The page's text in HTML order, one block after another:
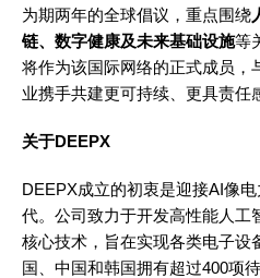
为期两年的全球倡议，重点围绕
链、数字健康及未来基础设施等
将作为该国际网络的正式成员，
业携手共建更可持续、更具责任
关于DEEPX
DEEPX成立的初衷是迎接AI像
代。公司致力于开发高性能人工
核心技术，旨在实现各类电子设
国、中国和韩国拥有超过400项